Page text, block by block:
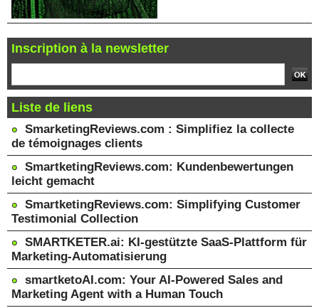
Inscription à la newsletter
Liste de liens
SmarketingReviews.com : Simplifiez la collecte
de témoignages clients
SmartketingReviews.com: Kundenbewertungen
leicht gemacht
SmartketingReviews.com: Simplifying Customer
Testimonial Collection
SMARTKETER.ai: KI-gestützte SaaS-Plattform für
Marketing-Automatisierung
smartketoAI.com: Your AI-Powered Sales and
Marketing Agent with a Human Touch